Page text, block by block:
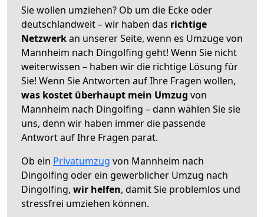
Sie wollen umziehen? Ob um die Ecke oder
deutschlandweit – wir haben das richtige
Netzwerkan unserer Seite, wenn es Umzüge von
Mannheim nach Dingolfing geht! Wenn Sie nicht
weiterwissen – haben wir die richtige Lösung für
Sie! Wenn Sie Antworten auf Ihre Fragen wollen,
was kostet überhaupt mein Umzug von
Mannheim nach Dingolfing – dann wählen Sie sie
uns, denn wir haben immer die passende
Antwort auf Ihre Fragen parat.
Ob ein Privatumzug von Mannheim nach
Dingolfing oder ein gewerblicher Umzug nach
Dingolfing, wir helfen, damit Sie problemlos und
stressfrei umziehen können.